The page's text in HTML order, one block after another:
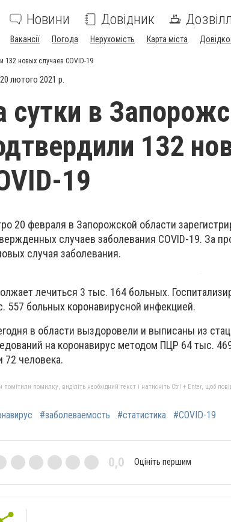
Новини Довідник
Вакансії Погода Нерухомість Карта міста
132 новых случаев COVID-19
лютого 2021 р.
сутки в
132
19
20 февраля в Запорожской области
случаев заболевания COVID-19. За
случая заболевания.
лечиться 3 тыс. 164 больных.
557 больных коронавирусной инфекцией.
в области выздоровели и выписаны из
на коронавирус методом ПЦР 64 тыс.
72 человека.
помилку, виділіть необхідний текст і натисніть Ctrl + Enter, щоб
#заболеваемость #статистика #COVID-19
0,0 Оцініть першим